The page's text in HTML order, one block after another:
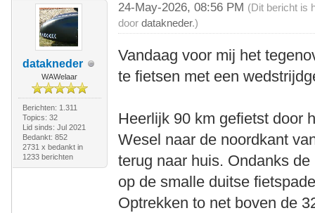
datakneder
WAWelaar
Berichten: 1.311
Topics: 32
Lid sinds: Jul 2021
Bedankt: 852
2731 x bedankt in
1233 berichten
24-May-2026, 08:56 PM (Dit bericht is
doordatakneder.)
Vandaag voor mij het
te fietsen met een
Heerlijk 90 km gefietst door
Wesel naar de noordkant
terug naar huis. Ondanks
op de smalle duitse
Optrekken to net boven de